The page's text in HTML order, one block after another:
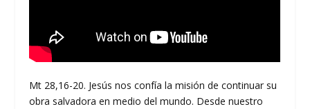
Mt 28,16-20. Jesús nos confía la misión de continuar su
obra salvadora en medio del mundo. Desde nuestro